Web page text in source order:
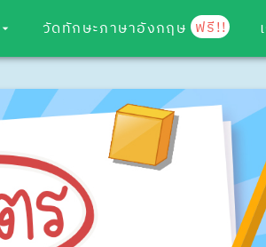
วัดทักษะภาษาอังกฤษ ฟรี!!